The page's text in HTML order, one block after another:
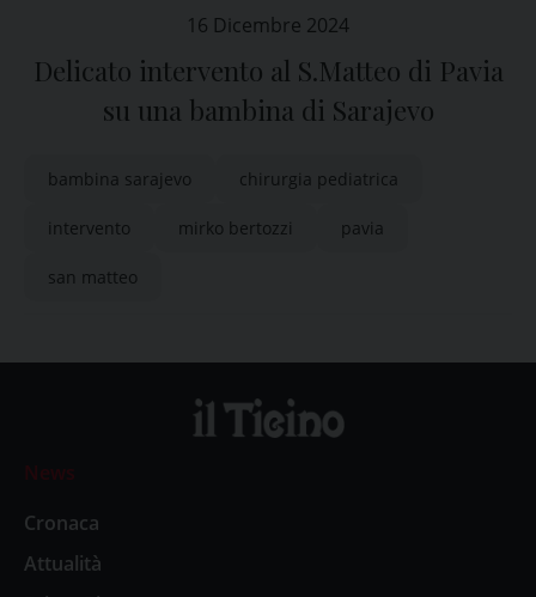
16 Dicembre 2024
Delicato intervento al S.Matteo di Pavia
su una bambina di Sarajevo
bambina sarajevo chirurgia pediatrica
intervento mirko bertozzi pavia
san matteo
News
Cronaca
Attualità